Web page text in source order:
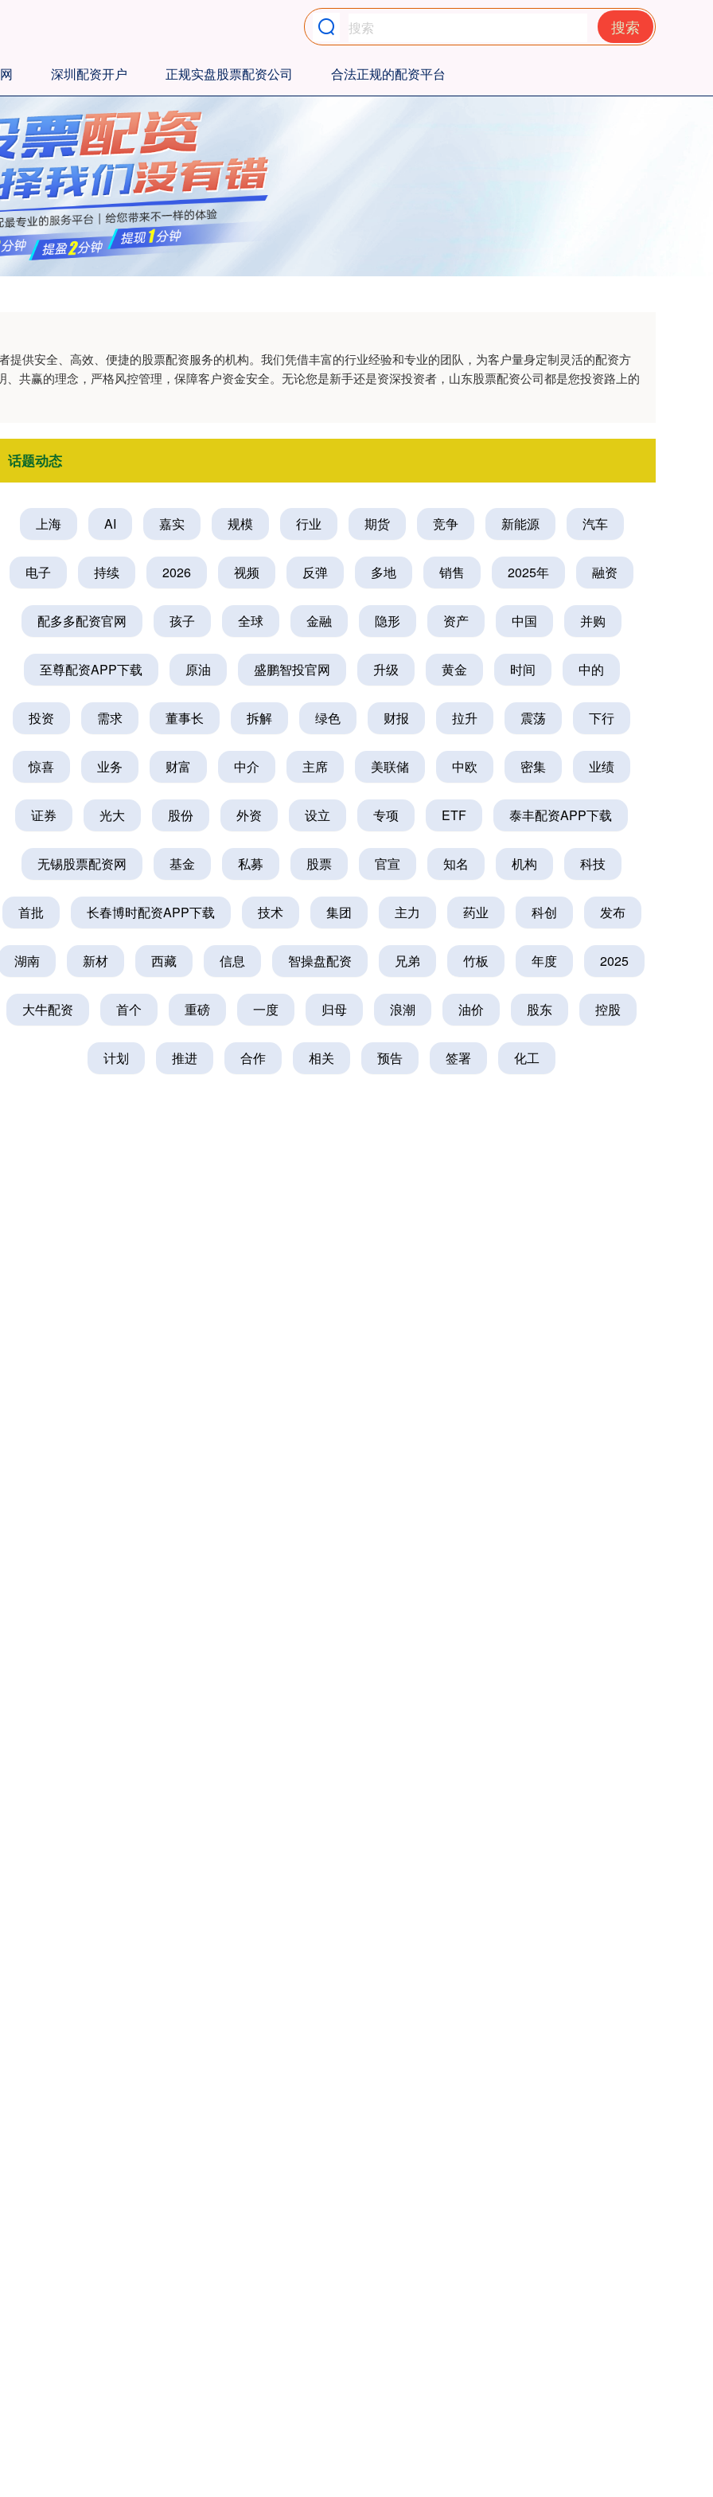
搜索
深圳配资开户 正规实盘股票配资公司 合法正规的配资平台
提供安全、高效、便捷的股票配资服务的机构。我们凭借丰富的行业经验和专业的团队，为客户量身定制灵活的配资方
共赢的理念，严格风控管理，保障客户资金安全。无论您是新手还是资深投资者，山东股票配资公司都是您投资路上的
话题动态
上海 AI 嘉实 规模 行业 期货 竞争 新能源 汽车
电子 持续 2026 视频 反弹 多地 销售 2025年 融资
配多多配资官网 孩子 全球 金融 隐形 资产 中国 并购
至尊配资APP下载 原油 盛鹏智投官网 升级 黄金 时间 中的
投资 需求 董事长 拆解 绿色 财报 拉升 震荡 下行
惊喜 业务 财富 中介 主席 美联储 中欧 密集 业绩
证券 光大 股份 外资 设立 专项 ETF 泰丰配资APP下载
无锡股票配资网 基金 私募 股票 官宣 知名 机构 科技
首批 长春博时配资APP下载 技术 集团 主力 药业 科创 发布
湖南 新材 西藏 信息 智操盘配资 兄弟 竹板 年度 2025
大牛配资 首个 重磅 一度 归母 浪潮 油价 股东 控股
计划 推进 合作 相关 预告 签署 化工